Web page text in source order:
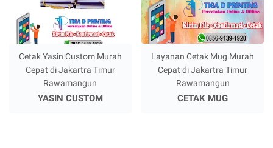
Cetak Yasin Custom Murah
Cepat di Jakartra Timur
Rawamangun
YASIN CUSTOM
Layanan Cetak Mug Murah
Cepat di Jakartra Timur
Rawamangun
CETAK MUG